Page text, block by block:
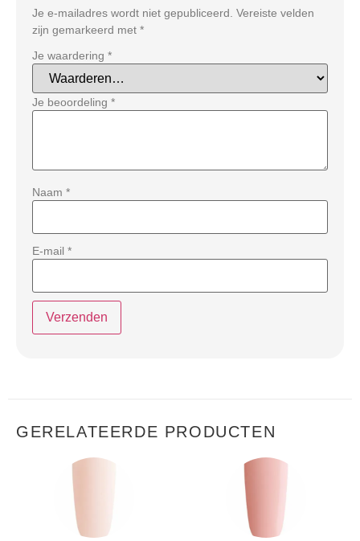
Je e-mailadres wordt niet gepubliceerd. Vereiste velden
zijn gemarkeerd met *
Je waardering *
Je beoordeling *
Naam *
E-mail *
GERELATEERDE PRODUCTEN